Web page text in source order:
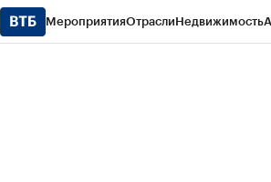
МероприятияОтраслиНедвижимость